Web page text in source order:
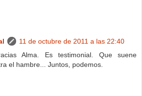
11 de octubre de 2011 a las 22:40
Alma. Es testimonial. Que suene
el hambre... Juntos, podemos.